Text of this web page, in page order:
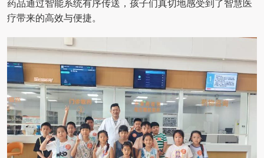
药品通过智能系统有序传送，孩子们真切地感受到了智慧医
疗带来的高效与便捷。